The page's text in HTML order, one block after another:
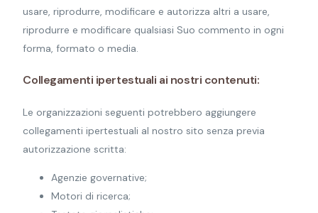
usare, riprodurre, modificare e autorizza altri a usare,
riprodurre e modificare qualsiasi Suo commento in ogni
forma, formato o media.
Collegamenti ipertestuali ai nostri contenuti:
Le organizzazioni seguenti potrebbero aggiungere
collegamenti ipertestuali al nostro sito senza previa
autorizzazione scritta:
Agenzie governative;
Motori di ricerca;